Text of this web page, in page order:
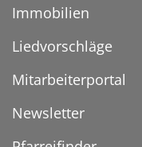
Immobilien
Liedvorschläge
Mitarbeiterportal
Newsletter